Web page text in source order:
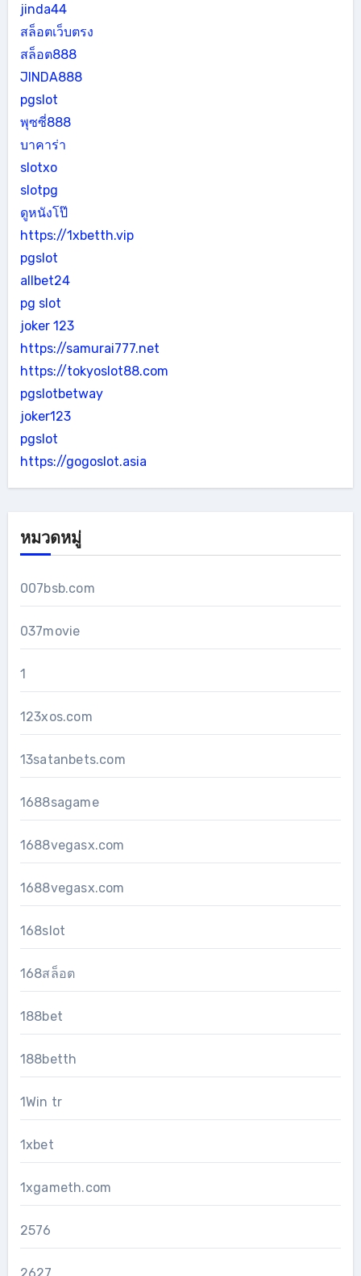
jinda44
สล็อตเว็บตรง
สล็อต888
JINDA888
pgslot
พุซซี่888
บาคาร่า
slotxo
slotpg
ดูหนังโป๊
https://1xbetth.vip
pgslot
allbet24
pg slot
joker 123
https://samurai777.net
https://tokyoslot88.com
pgslotbetway
joker123
pgslot
https://gogoslot.asia
หมวดหมู่
007bsb.com
037movie
1
123xos.com
13satanbets.com
1688sagame
1688vegasx.com
1688vegasx.com
168slot
168สล็อต
188bet
188betth
1Win tr
1xbet
1xgameth.com
2576
2627